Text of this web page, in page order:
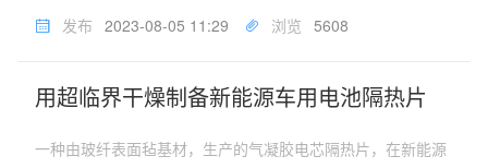
葡萄籽中含有质量分数9%~15%的葡萄籽油，其中亚油酸质量
功能；对降低人体血...
发布 2023-08-05 11:29 浏览 5608
用超临界干燥制备新能源车用电池隔热片
一种由玻纤表面毡基材，生产的气凝胶电芯隔热片，在新能源